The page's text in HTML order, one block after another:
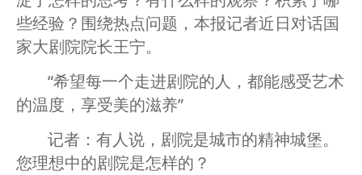
些经验？围绕热点问题，本报记者近日对话国
家大剧院院长王宁。
“希望每一个走进剧院的人，都能感受艺术
的温度，享受美的滋养”
记者：有人说，剧院是城市的精神城堡。
您理想中的剧院是怎样的？